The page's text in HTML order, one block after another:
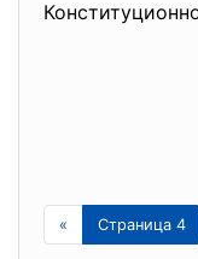
« Страница 4